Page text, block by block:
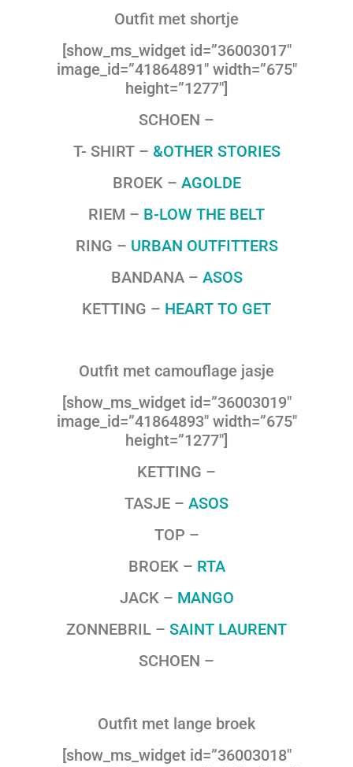
Outfit met shortje
[show_ms_widget id=”36003017″
image_id=”41864891″ width=”675″
height=”1277″]
SCHOEN –
T- SHIRT – &OTHER STORIES
BROEK – AGOLDE
RIEM – B-LOW THE BELT
RING – URBAN OUTFITTERS
BANDANA – ASOS
KETTING – HEART TO GET
Outfit met camouflage jasje
[show_ms_widget id=”36003019″
image_id=”41864893″ width=”675″
height=”1277″]
KETTING –
TASJE – ASOS
TOP –
BROEK – RTA
JACK – MANGO
ZONNEBRIL – SAINT LAURENT
SCHOEN –
Outfit met lange broek
[show_ms_widget id=”36003018″